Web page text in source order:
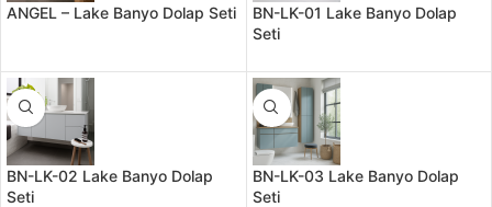
ANGEL – Lake Banyo Dolap Seti
BN-LK-01 Lake Banyo Dolap
Seti
BN-LK-02 Lake Banyo Dolap
Seti
BN-LK-03 Lake Banyo Dolap
Seti